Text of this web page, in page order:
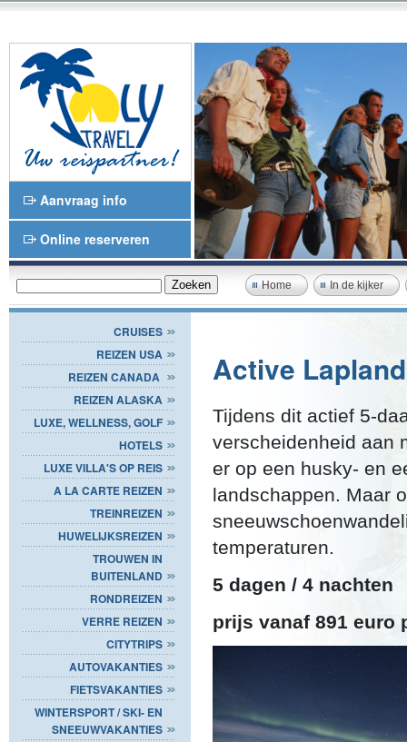
Aanvraag info
Online reserveren
Home In de kijker
CRUISES
REIZEN USA
REIZEN CANADA
REIZEN ALASKA
LUXE, WELLNESS, GOLF
HOTELS
LUXE VILLA'S OP REIS
A LA CARTE REIZEN
TREINREIZEN
HUWELIJKSREIZEN
TROUWEN IN
BUITENLAND
RONDREIZEN
VERRE REIZEN
CITYTRIPS
AUTOVAKANTIES
FIETSVAKANTIES
WINTERSPORT / SKI- EN
SNEEUWVAKANTIES
Active
Tijdens dit actief 5-
verscheidenheid aan
er op een husky- en
landschappen. Maar
temperaturen.
5 dagen / 4 nachten
prijs vanaf 891 euro